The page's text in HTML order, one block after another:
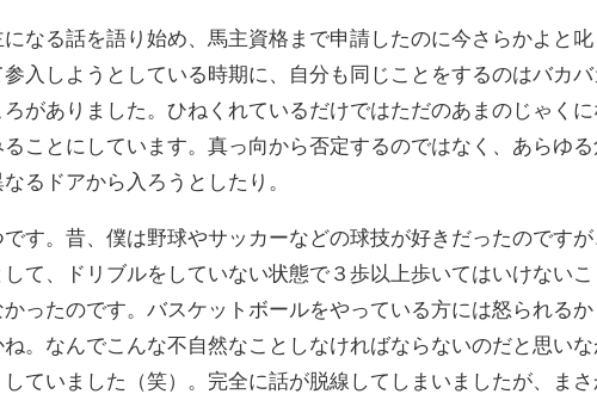
なる話を語り始め、馬主資格まで申請したのに今さらかよと
入しようとしている時期に、自分も同じことをするのはバカ
がありました。ひねくれているだけではただのあまのじゃく
ことにしています。真っ向から否定するのではなく、あらゆ
るドアから入ろうとしたり。
す。昔、僕は野球やサッカーなどの球技が好きだったのです
て、ドリブルをしていない状態で３歩以上歩いてはいけない
ったのです。バスケットボールをやっている方には怒られる
。なんでこんな不自然なことしなければならないのだと思い
ていました（笑）。完全に話が脱線してしまいましたが、ま